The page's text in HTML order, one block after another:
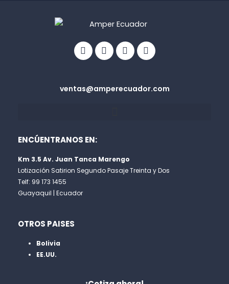
circle
ventas@amperecuador.com
ENCÚENTRANOS EN:
Km 3.5 Av. Juan Tanca Marengo
Lotización Satirion Segundo Pasaje Treinta y Dos
Telf: 99 173 1455
Guayaquil | Ecuador
OTROS PAISES
Bolivia
EE.UU.